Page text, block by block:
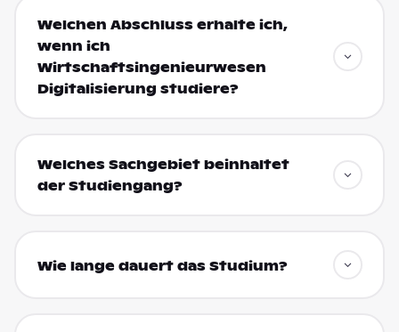
Welchen Abschluss erhalte ich,
wenn ich
Wirtschaftsingenieurwesen
Digitalisierung studiere?
Welches Sachgebiet beinhaltet
der Studiengang?
Wie lange dauert das Studium?